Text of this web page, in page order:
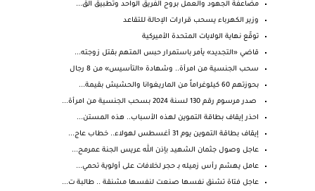
مضاعفة الجهود والعمل بروح الفريق الواحد وتطبيق الق...
وزير الكهرباء يسحب قرارات الإحالة للتقاعد
توقّع نهاية الولايات المتحدة الأميركية
قاضي «التجديد» يأمر باستمرار حبس المتهم بقتل زوجته...
سحب الجنسية من امرأة.. وشهادة «التأسيس» من 8 رجال
بحوزتهم 60 كيلوغراماً من الماريغوانا والحشيش بقيمة...
صدر مرسوم رقم 130 لسنة 2024 بسحب الجنسية من امرأة...
احذر إيقاف بطاقة التموين لهذه الأسباب.. هذه المستن...
إيقاف بطاقة التموين يوم 31 أغسطس لهولاء.. خطاب عاج...
عاجل وصول جثمان الشهيد بإذن الله عريس الجنة عمرمح...
عامل يهشم رأس زميله بـ حجر لخلافات على أولوية تحمي...
عاجل فتاة تشنق نفسها صنعت لنفسها مشنقة .. طالبة ت...